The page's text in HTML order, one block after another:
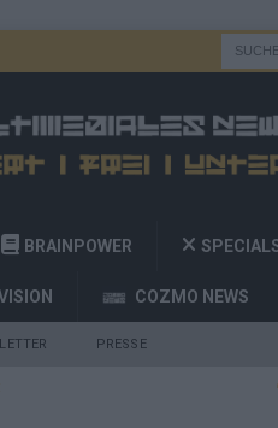
BRAINPOWER
COZMO NEWS
PRESSE